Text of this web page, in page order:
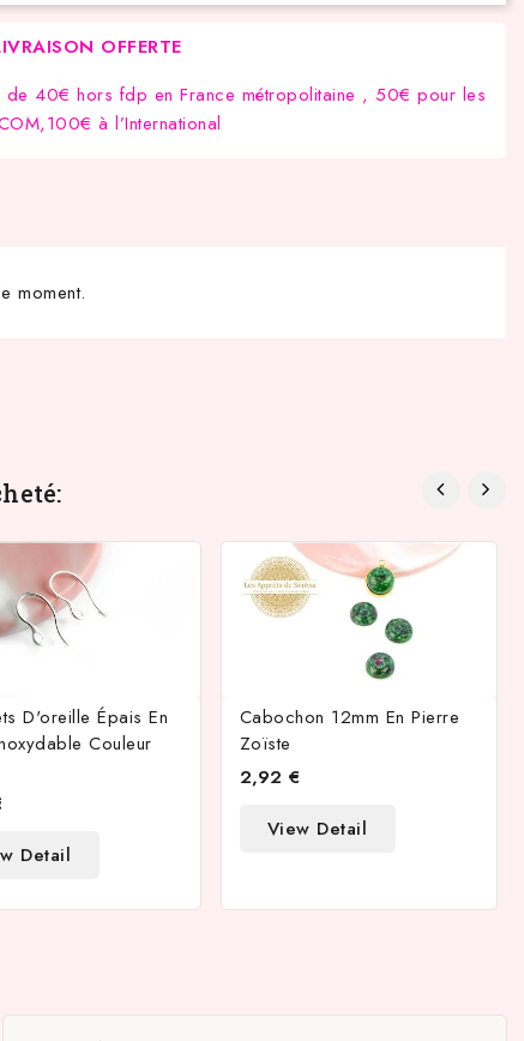
OFFERTE
de 40€ hors fdp en France métropolitaine , 50€ pour les
à l’International
moment.
D'oreille Épais En
Couleur
Detail
Cabochon 12mm En Pierre
Zoïste
2,92 €
View Detail